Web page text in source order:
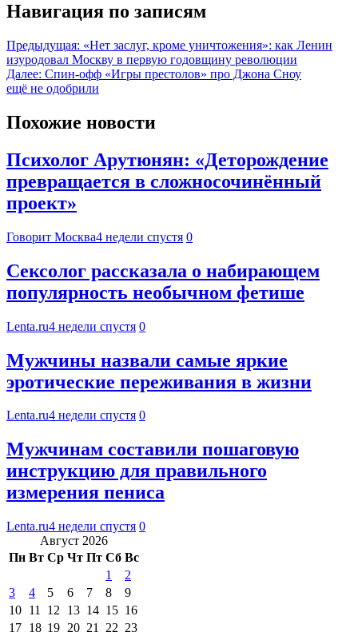
Навигация по записям
Предыдущая: «Нет заслуг, кроме уничтожения»: как Ленин
изуродовал Москву в первую годовщину революции
Далее: Спин-офф «Игры престолов» про Джона Сноу
ещё не одобрили
Похожие новости
Психолог Арутюнян: «Деторождение
превращается в сложносочинённый
проект»
Говорит Москва4 недели спустя 0
Сексолог рассказала о набирающем
популярность необычном фетише
Lenta.ru4 недели спустя 0
Мужчины назвали самые яркие
эротические переживания в жизни
Lenta.ru4 недели спустя 0
Мужчинам составили пошаговую
инструкцию для правильного
измерения пениса
Lenta.ru4 недели спустя 0
Август 2026
Пн Вт Ср Чт Пт Сб Вс
1
2
3
4 5 6 7 8
9
10 11 12 13 14 15 16
17 18 19 20 21 22 23